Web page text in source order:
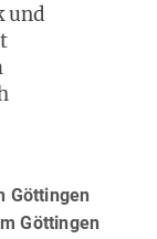
und
Göttingen
Göttingen